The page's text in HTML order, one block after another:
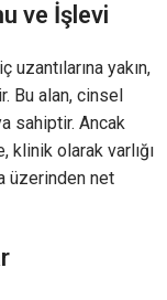
ve İşlevi
uzantılarına yakın,
Bu alan, cinsel
sahiptir. Ancak
klinik olarak varlığı
üzerinden net